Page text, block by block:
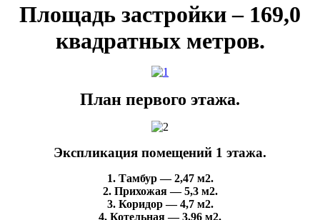
Площадь застройки – 169,0
квадратных метров.
План первого этажа.
Экспликация помещений 1 этажа.
1. Тамбур — 2,47 м2.
2. Прихожая — 5,3 м2.
3. Коридор — 4,7 м2.
4. Котельная — 3,96 м2.